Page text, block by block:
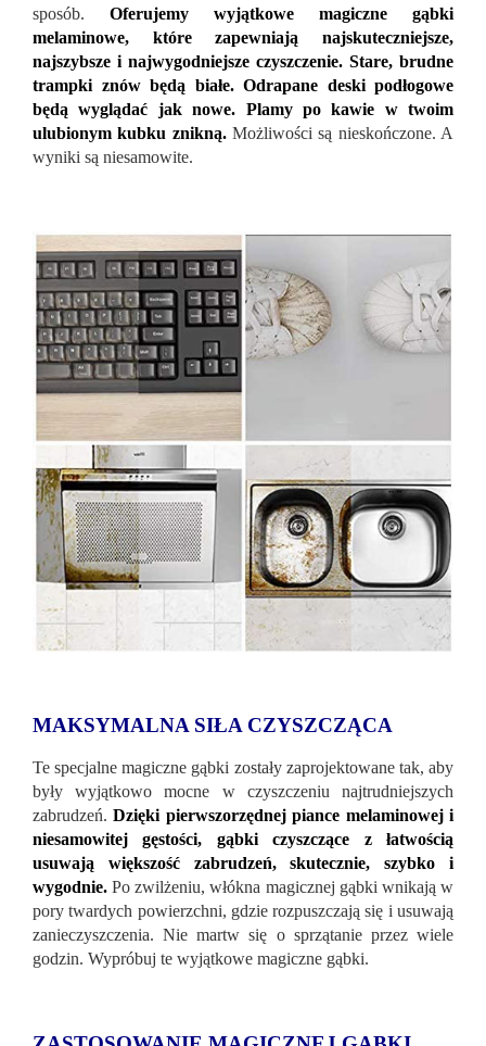
sposób. Oferujemy wyjątkowe magiczne gąbki
melaminowe, które zapewniają najskuteczniejsze,
najszybsze i najwygodniejsze czyszczenie. Stare, brudne
trampki znów będą białe. Odrapane deski podłogowe
będą wyglądać jak nowe. Plamy po kawie w twoim
ulubionym kubku znikną.Możliwości są nieskończone. A
wyniki są niesamowite.
MAKSYMALNA SIŁA CZYSZCZĄCA
Te specjalne magiczne gąbki zostały zaprojektowane tak, aby
były wyjątkowo mocne w czyszczeniu najtrudniejszych
zabrudzeń.Dzięki pierwszorzędnej piance melaminowej i
niesamowitej gęstości, gąbki czyszczące z łatwością
usuwają większość zabrudzeń, skutecznie, szybko i
wygodnie. Po zwilżeniu, włókna magicznej gąbki wnikają w
pory twardych powierzchni, gdzie rozpuszczają się i usuwają
zanieczyszczenia. Nie martw się o sprzątanie przez wiele
godzin. Wypróbuj te wyjątkowe magiczne gąbki.